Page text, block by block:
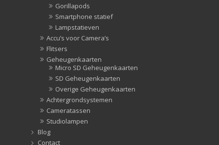
Gorillapods
Smartphone statief
Lampstatieven
Accu’s voor Camera’s
Flitsers
Geheugenkaarten
Micro SD Geheugenkaarten
SD Geheugenkaarten
Overige Geheugenkaarten
Achtergrondsystemen
Cameratassen
Studiolampen
Blog
Contact